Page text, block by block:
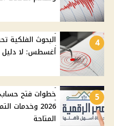
4
أغسطس: لا دليل
5
خطوات فتح
2026 وخدمات
المتاحة